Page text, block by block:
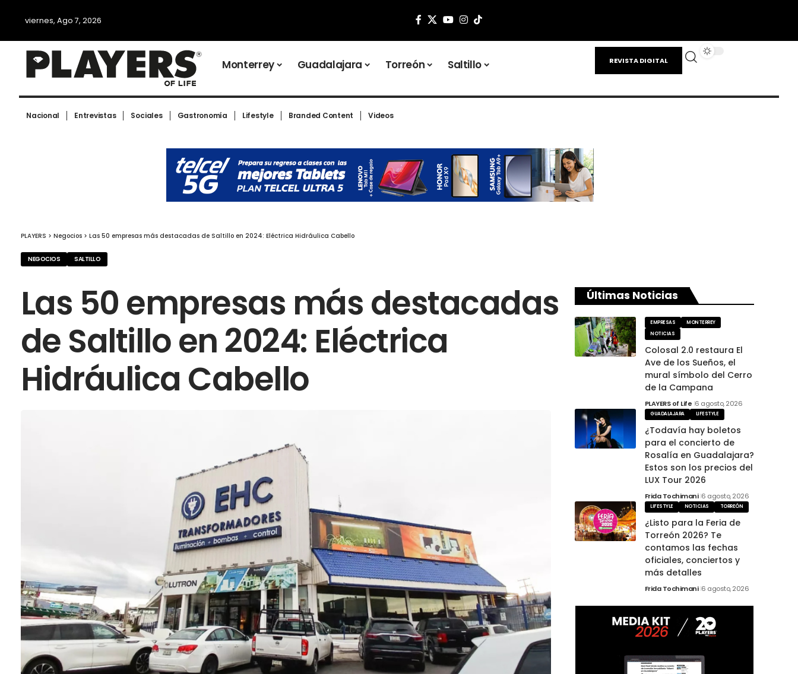
viernes, Ago 7, 2026
Monterrey Guadalajara Torreón Saltillo REVISTA DIGITAL
Nacional Entrevistas Sociales Gastronomía Lifestyle Branded Content Videos
PLAYERS > Negocios > Las 50 empresas más destacadas de Saltillo en 2024: Eléctrica Hidráulica Cabello
NEGOCIOS SALTILLO
Las 50 empresas más destacadas
de Saltillo en 2024: Eléctrica
Hidráulica Cabello
Últimas Noticias
EMPRESAS
MONTERREY
NOTICIAS
Colosal 2.0 restaura El
Ave de los Sueños, el
mural símbolo del Cerro
de la Campana
PLAYERS of Life 6 agosto, 2026
GUADALAJARA LIFESTYLE
¿Todavía hay boletos
para el concierto de
Rosalía en Guadalajara?
Estos son los precios del
LUX Tour 2026
Frida Tochimani 6 agosto, 2026
LIFESTYLE NOTICIAS TORREÓN
¿Listo para la Feria de
Torreón 2026? Te
contamos las fechas
oficiales, conciertos y
más detalles
Frida Tochimani 6 agosto, 2026